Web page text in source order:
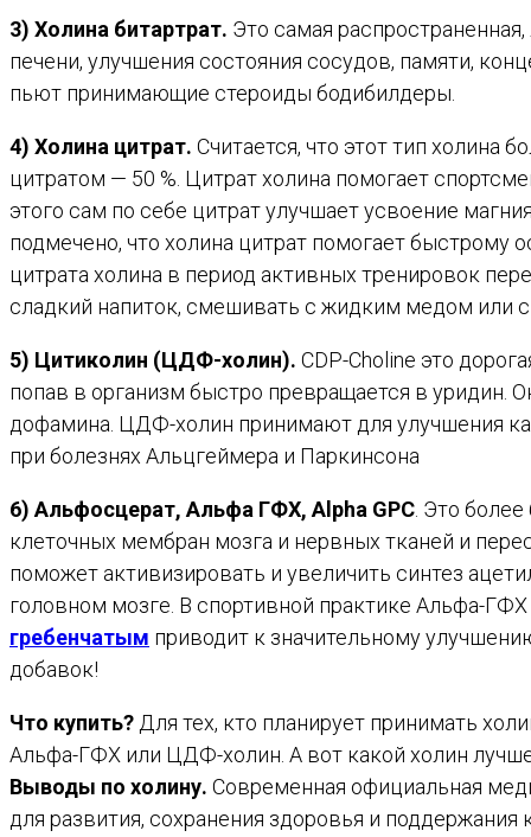
3) Холина битартрат. Это самая
печени, улучшения состояния сосудов, памяти,
пьют принимающие стероиды бодибилдеры.
4) Холина цитрат. Считается, что этот тип холина
цитратом — 50 %. Цитрат холина помогает
этого сам по себе цитрат улучшает усвоение
подмечено, что холина цитрат помогает
цитрата холина в период активных тренировок
сладкий напиток, смешивать с жидким медом или
5) Цитиколин (ЦДФ-холин). CDP-Choline это
попав в организм быстро превращается в
дофамина. ЦДФ-холин принимают для улучшения
при болезнях Альцгеймера и Паркинсона
6) Альфосцерат, Альфа ГФХ, Alpha GPC. Это
клеточных мембран мозга и нервных тканей и
поможет активизировать и увеличить синтез
головном мозге. В спортивной практике Альфа-
гребенчатым приводит к значительному
добавок!
Что купить?Для тех, кто планирует принимать
Альфа-ГФХ или ЦДФ-холин. А вот какой холин
Выводы по холину. Современная официальная
для развития, сохранения здоровья и